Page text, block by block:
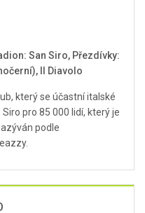
San Siro, Přezdívky:
Il Diavolo
který se účastní italské
pro 85 000 lidí, který je
podle